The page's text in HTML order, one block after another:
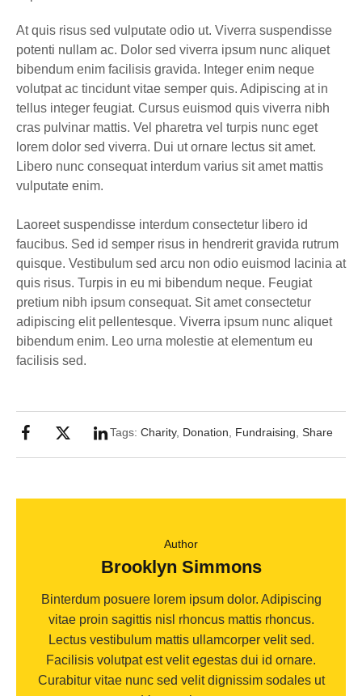
At quis risus sed vulputate odio ut. Viverra suspendisse
potenti nullam ac. Dolor sed viverra ipsum nunc aliquet
bibendum enim facilisis gravida. Integer enim neque
volutpat ac tincidunt vitae semper quis. Adipiscing at in
tellus integer feugiat. Cursus euismod quis viverra nibh
cras pulvinar mattis. Vel pharetra vel turpis nunc eget
lorem dolor sed viverra. Dui ut ornare lectus sit amet.
Libero nunc consequat interdum varius sit amet mattis
vulputate enim.
Laoreet suspendisse interdum consectetur libero id
faucibus. Sed id semper risus in hendrerit gravida rutrum
quisque. Vestibulum sed arcu non odio euismod lacinia at
quis risus. Turpis in eu mi bibendum neque. Feugiat
pretium nibh ipsum consequat. Sit amet consectetur
adipiscing elit pellentesque. Viverra ipsum nunc aliquet
bibendum enim. Leo urna molestie at elementum eu
facilisis sed.
Tags: Charity, Donation Fundraising Share
Author
Brooklyn Simmons
Binterdum posuere lorem ipsum dolor. Adipiscing
vitae proin sagittis nisl rhoncus mattis rhoncus.
Lectus vestibulum mattis ullamcorper velit sed.
Facilisis volutpat est velit egestas dui id ornare.
Curabitur vitae nunc sed velit dignissim sodales ut